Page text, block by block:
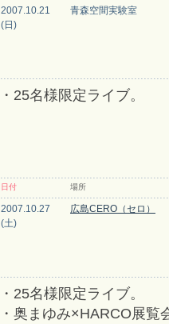
2007.10.21
(日)
青森空間実験室
・25名様限定ライブ。
日付 場所
2007.10.27
(土)
広島CERO（セロ）
・25名様限定ライブ。
・奥まゆみ×HARCO展覧